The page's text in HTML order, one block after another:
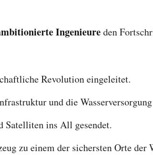
Ingenieureden
Revolution eingeleitet.
und die
Satelliten ins All gesendet.
zu einem der sichersten Orte der